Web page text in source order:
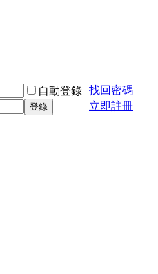
自動登錄 找回密碼
登錄 立即註冊